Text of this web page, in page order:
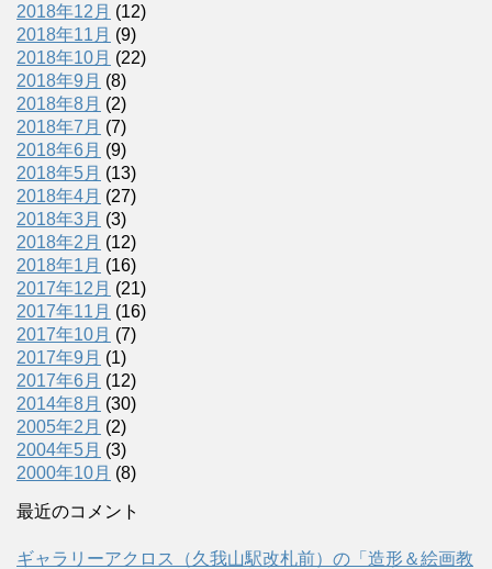
2018年12月 (12)
2018年11月 (9)
2018年10月 (22)
2018年9月 (8)
2018年8月 (2)
2018年7月 (7)
2018年6月 (9)
2018年5月 (13)
2018年4月 (27)
2018年3月 (3)
2018年2月 (12)
2018年1月 (16)
2017年12月 (21)
2017年11月 (16)
2017年10月 (7)
2017年9月 (1)
2017年6月 (12)
2014年8月 (30)
2005年2月 (2)
2004年5月 (3)
2000年10月 (8)
最近のコメント
ギャラリーアクロス（久我山駅改札前）の「造形＆絵画教